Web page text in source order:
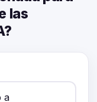
las
a